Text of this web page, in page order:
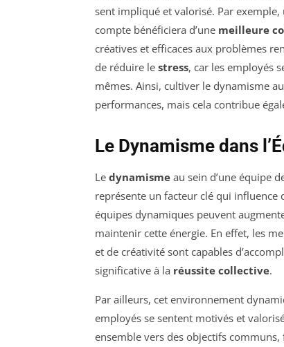
sent impliqué et valorisé. Par
compte bénéficiera d’une meilleure
créatives et efficaces aux problèmes
de réduire le stress, car les employés
mêmes. Ainsi, cultiver le dynamisme
performances, mais cela contribue
Le Dynamisme dans
Le dynamisme au sein d’une équipe
représente un facteur clé qui influence
équipes dynamiques peuvent
maintenir cette énergie. En effet, les
et de créativité sont capables
significative à la réussite collective.
Par ailleurs, cet environnement
employés se sentent motivés et
ensemble vers des objectifs